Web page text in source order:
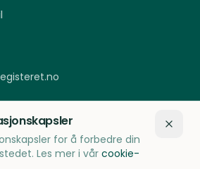
for å forbedre din
Les mer i vår cookie-